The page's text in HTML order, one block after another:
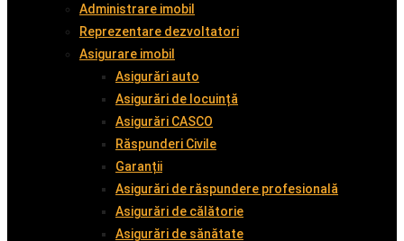
Administrare imobil
Reprezentare dezvoltatori
Asigurare imobil
Asigurări auto
Asigurări de locuință
Asigurări CASCO
Răspunderi Civile
Garanții
Asigurări de răspundere profesională
Asigurări de călătorie
Asigurări de sănătate